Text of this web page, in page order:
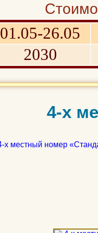
01.05-26.05
2030
4-х